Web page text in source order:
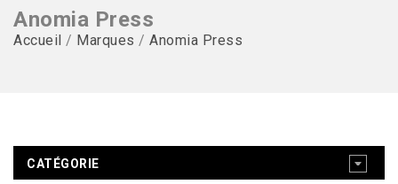
Anomia Press
Accueil / Marques / Anomia Press
CATÉGORIE